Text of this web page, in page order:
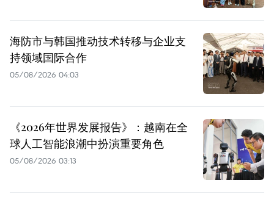
海防市与韩国推动技术转移与企业支
持领域国际合作
05/08/2026 04:03
《2026年世界发展报告》：越南在全
球人工智能浪潮中扮演重要角色
05/08/2026 03:13